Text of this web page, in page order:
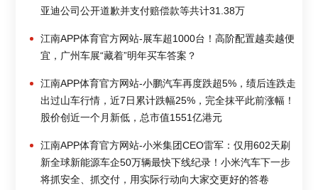
亚迪公司公开道歉并支付赔偿款等共计31.38万
江南APP体育官方网站-展车超1000台！高阶配置越卖越便
宜，广州车展“藏着”明年买车答案？
江南APP体育官方网站-小鹏汽车再度跌超5%，绩后连跌走
出过山车行情，近7日累计跌幅25%，完全抹平此前涨幅！
股价创近一个月新低，总市值1551亿港元
江南APP体育官方网站-小米集团CEO雷军：仅用602天刷
新全球新能源车企50万辆最快下线纪录！小米汽车下一步
将抓安全、抓交付，用实际行动向大家交更好的答卷